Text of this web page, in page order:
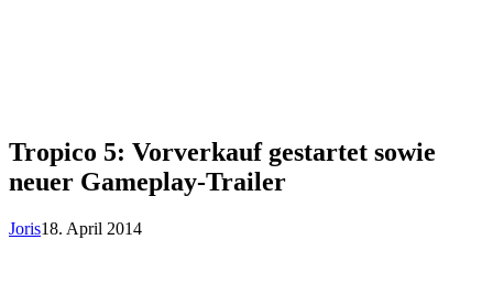
Tropico 5: Vorverkauf gestartet sowie
neuer Gameplay-Trailer
Joris18. April 2014